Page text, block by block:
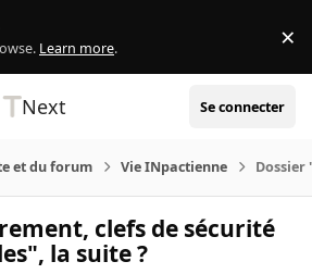
Learn more. ×
Next Se connecter
et du forum Vie INpactienne Dossier
clefs de sécurité
la suite ?